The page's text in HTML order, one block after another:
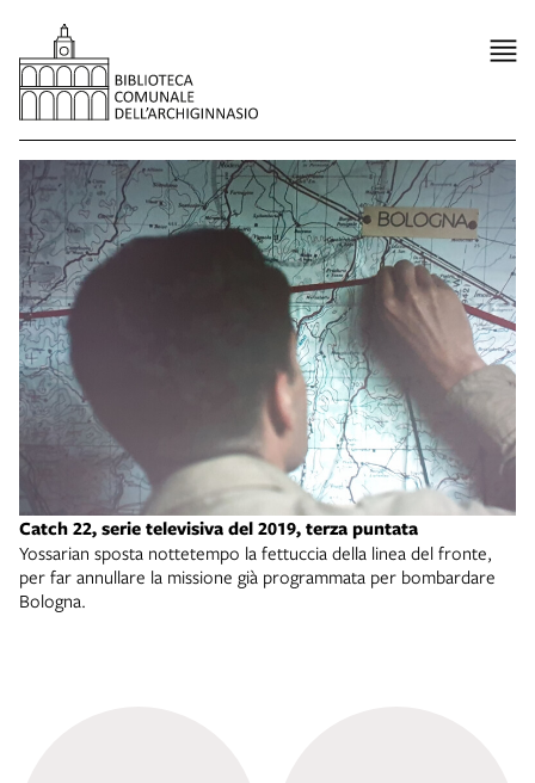
Catch 22, serie televisiva del 2019, terza puntata
Yossarian sposta nottetempo la fettuccia della linea del fronte,
per far annullare la missione già programmata per bombardare
Bologna.